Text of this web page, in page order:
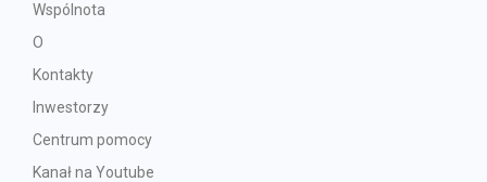
Wspólnota
O
Kontakty
Inwestorzy
Centrum pomocy
Kanał na Youtube